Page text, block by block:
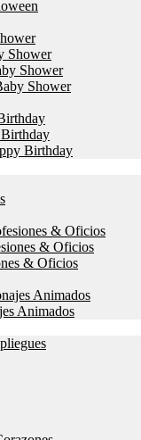
Shower
Shower
Shower
Birthday
& Oficios
& Oficios
& Oficios
Animados
Animados